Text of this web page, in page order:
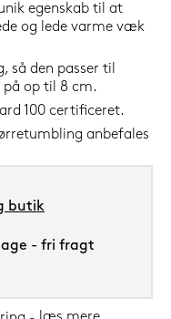
egenskab til at
og lede varme væk
så den passer til
på op til 8 cm.
100 certificeret.
anbefales
butik
- fri fragt